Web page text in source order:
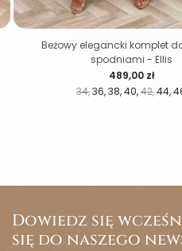
34 36 38 40 42 44
Cena
489,00 zł
Beżowy elegancki komplet
spodniami - Ellis
Dowiedz się
się do naszego